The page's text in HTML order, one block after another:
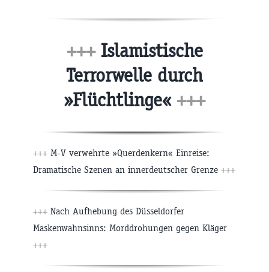
+++Islamistische
Terrorwelle durch
»Flüchtlinge« +++
+++ M-V verwehrte »Querdenkern« Einreise:
Dramatische Szenen an innerdeutscher Grenze +++
+++ Nach Aufhebung des Düsseldorfer
Maskenwahnsinns: Morddrohungen gegen Kläger
+++